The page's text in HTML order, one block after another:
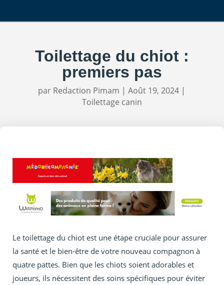
Toilettage du chiot :
premiers pas
par Redaction Pimam |Août 19, 2024 |
Toilettage canin
Le toilettage du chiot est une étape cruciale pour assurer
la santé et le bien-être de votre nouveau compagnon à
quatre pattes. Bien que les chiots soient adorables et
joueurs, ils nécessitent des soins spécifiques pour éviter